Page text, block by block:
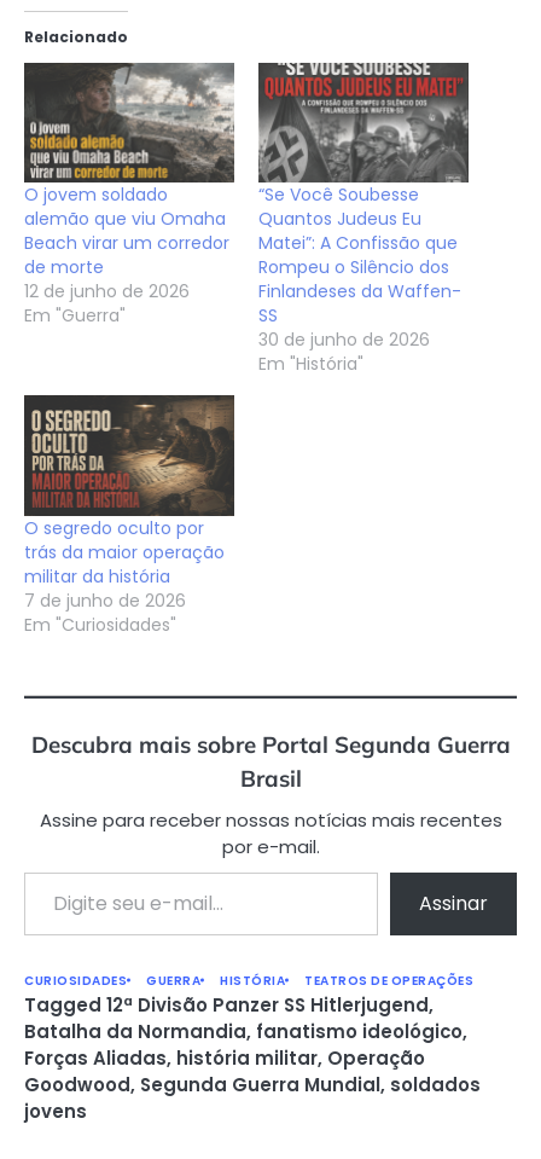
Relacionado
O jovem soldado
alemão que viu Omaha
Beach virar um corredor
de morte
12 de junho de 2026
Em "Guerra"
“Se Você Soubesse
Quantos Judeus Eu
Matei”: A Confissão que
Rompeu o Silêncio dos
Finlandeses da Waffen-
SS
30 de junho de 2026
Em "História"
O segredo oculto por
trás da maior operação
militar da história
7 de junho de 2026
Em "Curiosidades"
Descubra mais sobre Portal Segunda Guerra
Brasil
Assine para receber nossas notícias mais recentes
por e-mail.
Digite seu e-mail…
Assinar
CURIOSIDADES GUERRA HISTÓRIA TEATROS DE OPERAÇÕES
Tagged 12ª Divisão Panzer SS Hitlerjugend,
Batalha da Normandia, fanatismo ideológico,
Forças Aliadas, história militar, Operação
Goodwood, Segunda Guerra Mundial, soldados
jovens